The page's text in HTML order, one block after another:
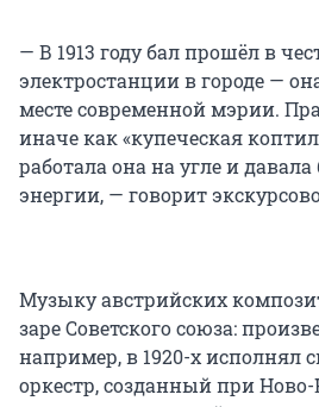
— В 1913 году бал прошёл в
электростанции в городе —
месте современной мэрии.
иначе как «купеческая
работала она на угле и
энергии, — говорит
Музыку австрийских
заре Советского союза:
например, в 1920-х исполнял
оркестр, созданный при